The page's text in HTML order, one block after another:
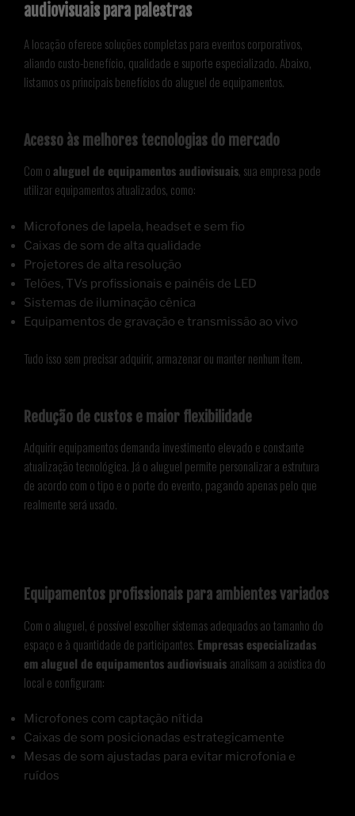
audiovisuais para palestras
A locação oferece soluções completas para eventos corporativos,
aliando custo-benefício, qualidade e suporte especializado. Abaixo,
listamos os principais benefícios do aluguel de equipamentos.
Acesso às melhores tecnologias do mercado
Com oaluguel de equipamentos audiovisuais, sua empresa pode
utilizar equipamentos atualizados, como:
Microfones de lapela, headset e sem fio
Caixas de som de alta qualidade
Projetores de alta resolução
Telões, TVs profissionais e painéis de LED
Sistemas de iluminação cênica
Equipamentos de gravação e transmissão ao vivo
Tudo isso sem precisar adquirir, armazenar ou manter nenhum item.
Redução de custos e maior flexibilidade
Adquirir equipamentos demanda investimento elevado e constante
atualização tecnológica. Já o aluguel permite personalizar a estrutura
de acordo com o tipo e o porte do evento, pagando apenas pelo que
realmente será usado.
Equipamentos profissionais para ambientes variados
Com o aluguel, é possível escolher sistemas adequados ao tamanho do
espaço e à quantidade de participantes. Empresas especializadas
em aluguel de equipamentos audiovisuais analisam a acústica do
local e configuram:
Microfones com captação nítida
Caixas de som posicionadas estrategicamente
Mesas de som ajustadas para evitar microfonia e
ruídos